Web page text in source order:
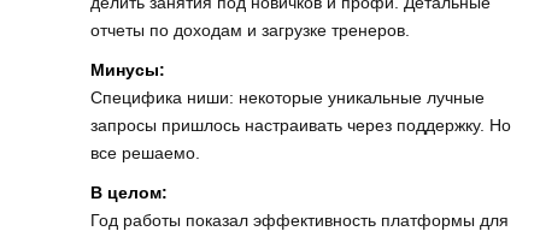
отчеты по доходам и загрузке тренеров.
Минусы:
Специфика ниши: некоторые уникальные лучные
запросы пришлось настраивать через поддержку. Но
все решаемо.
В целом:
Год работы показал эффективность платформы для